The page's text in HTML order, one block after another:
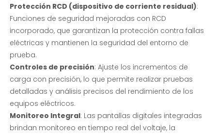
Protección RCD (dispositivo de corriente residual):
Funciones de seguridad mejoradas con RCD
incorporado, que garantizan la protección contra fallas
eléctricas y mantienen la seguridad del entorno de
prueba.
Controles de precisión: Ajuste los incrementos de
carga con precisión, lo que permite realizar pruebas
detalladas y análisis precisos del rendimiento de los
equipos eléctricos.
Monitoreo Integral: Las pantallas digitales integradas
brindan monitoreo en tiempo real del voltaje, la